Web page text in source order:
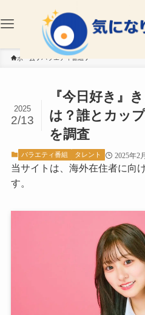
ホーム バラエティ番組
『今日好き』
は？誰とカッ
を調査
2025
2/13
バラエティ番組 タレント 2025年2
当サイトは、海外在住者に向
す。